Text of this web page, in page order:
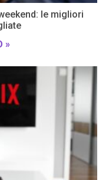
le migliori
»